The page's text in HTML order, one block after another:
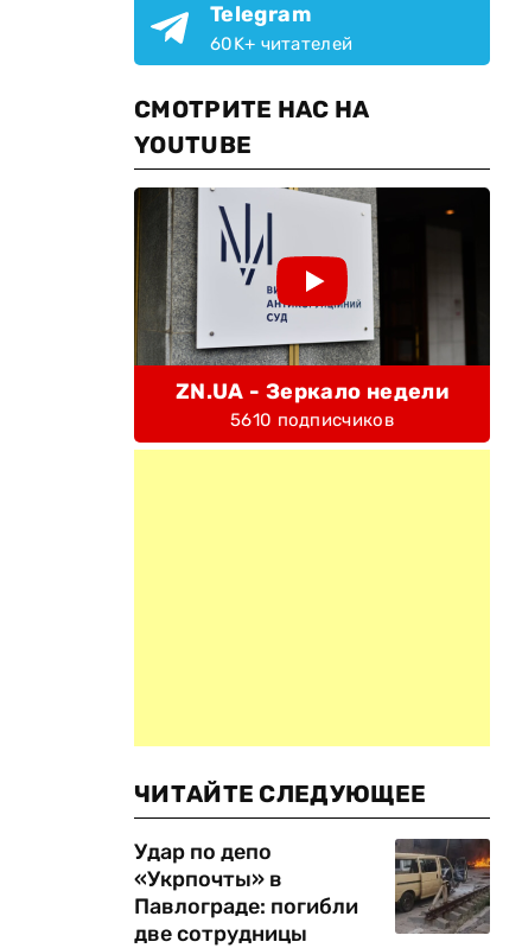
Telegram
60K+ читателей
СМОТРИТЕ НАС НА
YOUTUBE
ZN.UA - Зеркало недели
5610 подписчиков
ЧИТАЙТЕ СЛЕДУЮЩЕЕ
Удар по депо
«Укрпочты» в
Павлограде: погибли
две сотрудницы